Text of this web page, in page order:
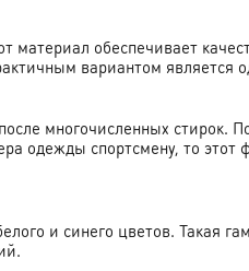
обеспечивает
вариантом является
многочисленных стирок.
одежды спортсмену, то этот
и синего цветов. Такая